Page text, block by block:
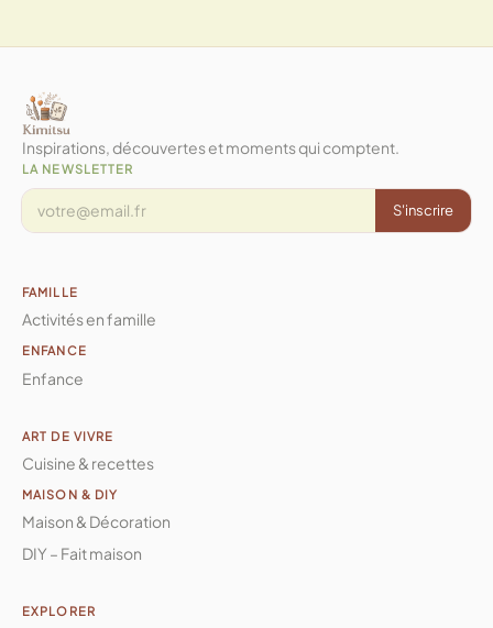
Inspirations, découvertes et moments qui comptent.
LA NEWSLETTER
S'inscrire
FAMILLE
Activités en famille
ENFANCE
Enfance
ART DE VIVRE
Cuisine & recettes
MAISON & DIY
Maison & Décoration
DIY – Fait maison
EXPLORER